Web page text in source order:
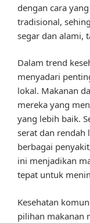
dengan cara
tradisional,
segar dan alami,
Dalam trend
menyadari
lokal. Makanan
mereka yang
yang lebih baik.
serat dan rendah
berbagai
ini menjadikan
tepat untuk
Kesehatan
pilihan makanan